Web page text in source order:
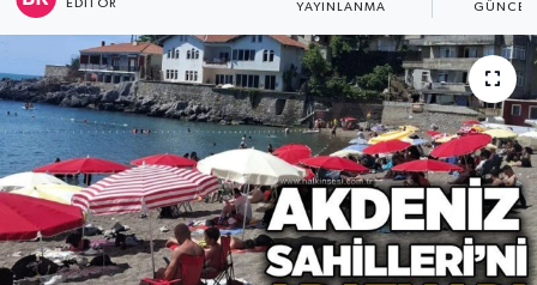
EDITÖR YAYINLANMA
Devrek
Bolu
ÇEVRE
BİLİM VE TEKNOLOJİ